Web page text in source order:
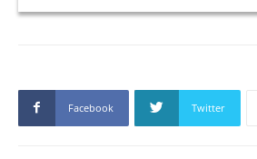
Facebook Twitter